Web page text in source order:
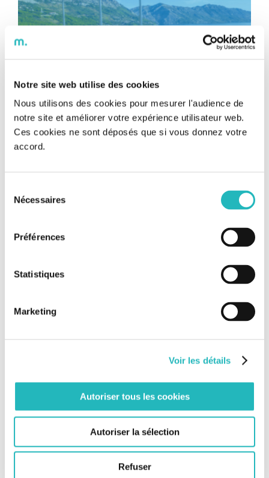
Notre site web utilise des cookies
Nous utilisons des cookies pour mesurer l'audience de
notre site et améliorer votre expérience utilisateur web.
Ces cookies ne sont déposés que si vous donnez votre
accord.
Nécessaires
Préférences
Statistiques
Marketing
Voir les détails
Autoriser tous les cookies
Autoriser la sélection
Refuser
Piriou rejoint TOWT dans la construction
Piriou rejoint TOWT dans la
Piriou rejoint TOWT dans la construction de son premier
maritime bretonne Transoceanic Wind Transport (TOWT)
vient de faire un nouveau pas vers la conception de son
premier voilier-cargo en annonçant sa collaboration avec
le groupe naval breton, Piriou. Le voilier-cargo, qui se